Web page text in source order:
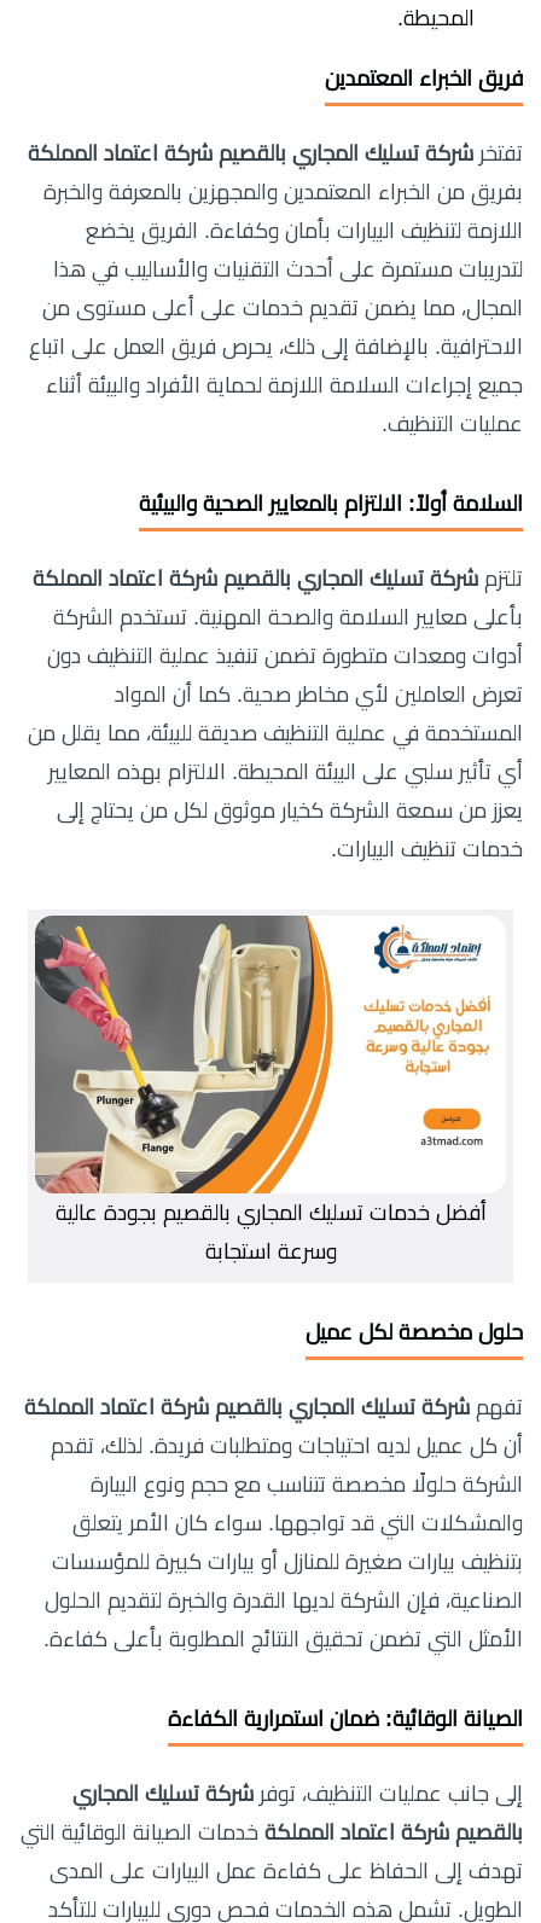
المحيطة.
فريق الخبراء المعتمدين
تفتخر شركة تسليك المجاري بالقصيم شركة اعتماد المملكة
بفريق من الخبراء المعتمدين والمجهزين بالمعرفة والخبرة
اللازمة لتنظيف البيارات بأمان وكفاءة. الفريق يخضع
لتدريبات مستمرة على أحدث التقنيات والأساليب في هذا
المجال، مما يضمن تقديم خدمات على أعلى مستوى من
الاحترافية. بالإضافة إلى ذلك، يحرص فريق العمل على اتباع
جميع إجراءات السلامة اللازمة لحماية الأفراد والبيئة أثناء
عمليات التنظيف.
السلامة أولاً: الالتزام بالمعايير الصحية والبيئية
تلتزم شركة تسليك المجاري بالقصيم شركة اعتماد المملكة
بأعلى معايير السلامة والصحة المهنية. تستخدم الشركة
أدوات ومعدات متطورة تضمن تنفيذ عملية التنظيف دون
تعرض العاملين لأي مخاطر صحية. كما أن المواد
المستخدمة في عملية التنظيف صديقة للبيئة، مما يقلل من
أي تأثير سلبي على البيئة المحيطة. الالتزام بهذه المعايير
يعزز من سمعة الشركة كخيار موثوق لكل من يحتاج إلى
خدمات تنظيف البيارات.
أفضل خدمات تسليك المجاري بالقصيم بجودة عالية
وسرعة استجابة
حلول مخصصة لكل عميل
تفهم شركة تسليك المجاري بالقصيم شركة اعتماد المملكة
أن كل عميل لديه احتياجات ومتطلبات فريدة. لذلك، تقدم
الشركة حلولًا مخصصة تتناسب مع حجم ونوع البيارة
والمشكلات التي قد تواجهها. سواء كان الأمر يتعلق
بتنظيف بيارات صغيرة للمنازل أو بيارات كبيرة للمؤسسات
الصناعية، فإن الشركة لديها القدرة والخبرة لتقديم الحلول
الأمثل التي تضمن تحقيق النتائج المطلوبة بأعلى كفاءة.
الصيانة الوقائية: ضمان استمرارية الكفاءة
إلى جانب عمليات التنظيف، توفر شركة تسليك المجاري
بالقصيم شركة اعتماد المملكة خدمات الصيانة الوقائية التي
تهدف إلى الحفاظ على كفاءة عمل البيارات على المدى
الطويل. تشمل هذه الخدمات فحص دوري للبيارات للتأكد